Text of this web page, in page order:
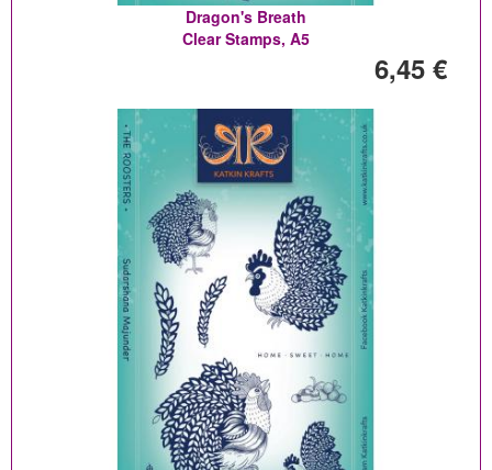
Dragon's Breath
Clear Stamps, A5
6,45 €